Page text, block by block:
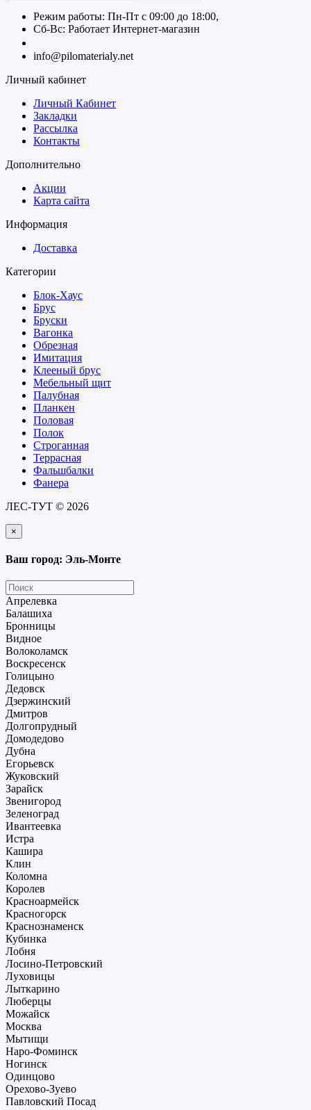
Режим работы: Пн-Пт с 09:00 до 18:00,
Сб-Вс: Работает Интернет-магазин
info@pilomaterialy.net
Личный кабинет
Личный Кабинет
Закладки
Рассылка
Контакты
Дополнительно
Акции
Карта сайта
Информация
Доставка
Категории
Блок-Хаус
Брус
Бруски
Вагонка
Обрезная
Имитация
Клееный брус
Мебельный щит
Палубная
Планкен
Половая
Полок
Строганная
Террасная
Фальшбалки
Фанера
ЛЕС-ТУТ © 2026
×
Ваш город: Эль-Монте
Апрелевка
Балашиха
Бронницы
Видное
Волоколамск
Воскресенск
Голицыно
Дедовск
Дзержинский
Дмитров
Долгопрудный
Домодедово
Дубна
Егорьевск
Жуковский
Зарайск
Звенигород
Зеленоград
Ивантеевка
Истра
Кашира
Клин
Коломна
Королев
Красноармейск
Красногорск
Краснознаменск
Кубинка
Лобня
Лосино-Петровский
Луховицы
Лыткарино
Люберцы
Можайск
Москва
Мытищи
Наро-Фоминск
Ногинск
Одинцово
Орехово-Зуево
Павловский Посад